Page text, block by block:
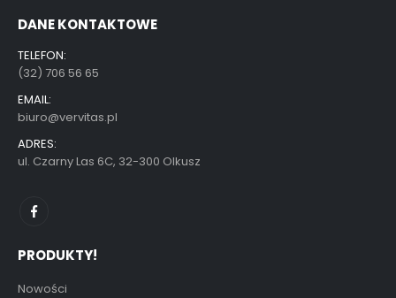
DANE KONTAKTOWE
TELEFON:
(32) 706 56 65
EMAIL:
biuro@vervitas.pl
ADRES:
ul. Czarny Las 6C, 32-300 Olkusz
PRODUKTY!
Nowości